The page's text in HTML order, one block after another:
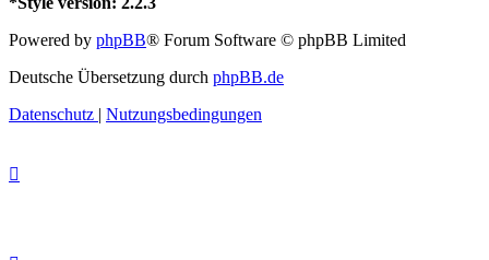
Powered by phpBB® Forum Software © phpBB Limited
Deutsche Übersetzung durch phpBB.de
Datenschutz | Nutzungsbedingungen